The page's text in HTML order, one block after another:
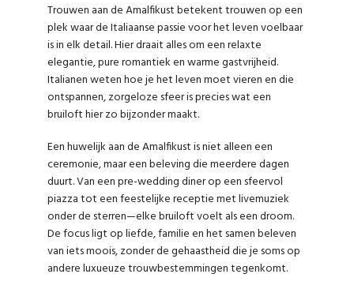
Trouwen aan de Amalfikust betekent trouwen op een
plek waar de Italiaanse passie voor het leven voelbaar
is in elk detail. Hier draait alles om een relaxte
elegantie, pure romantiek en warme gastvrijheid.
Italianen weten hoe je het leven moet vieren en die
ontspannen, zorgeloze sfeer is precies wat een
bruiloft hier zo bijzonder maakt.
Een huwelijk aan de Amalfikust is niet alleen een
ceremonie, maar een beleving die meerdere dagen
duurt. Van een pre-wedding diner op een sfeervol
piazza tot een feestelijke receptie met livemuziek
onder de sterren—elke bruiloft voelt als een droom.
De focus ligt op liefde, familie en het samen beleven
van iets moois, zonder de gehaastheid die je soms op
andere luxueuze trouwbestemmingen tegenkomt.